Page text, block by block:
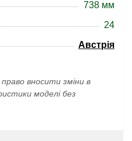
738 мм
24
Австрія
вносити зміни в
моделі без